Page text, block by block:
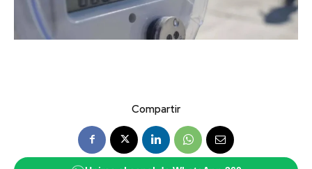
Compartir